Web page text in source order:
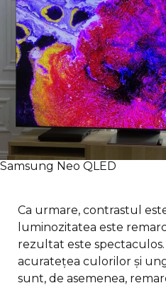
Samsung Neo QLED
Ca urmare, contrastul
luminozitatea este
rezultat este
acuratețea culorilor și
sunt, de asemenea,